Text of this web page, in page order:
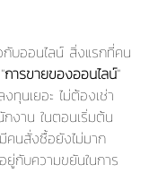
บออนไลน์ สิ่งแรกที่คน
การขายของออนไลน์"
งทุนเยอะ ไม่ต้องเช่า
งาน ในตอนเริ่มต้น
คนสั่งซื้อยังไม่มาก
กับความขยันในการ